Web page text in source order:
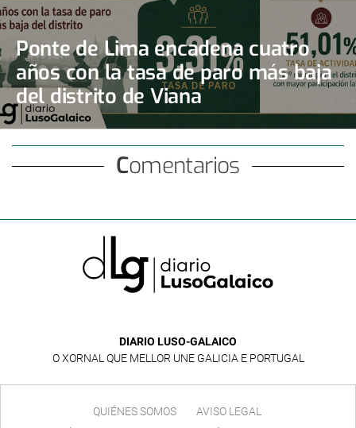
Ponte de Lima encadena cuatro
años con la tasa de paro más baja
del distrito de Viana
Comentarios
DIARIO LUSO-GALAICO
O XORNAL QUE MELLOR UNE GALICIA E PORTUGAL
QUIÉNES SOMOS
AVISO LEGAL